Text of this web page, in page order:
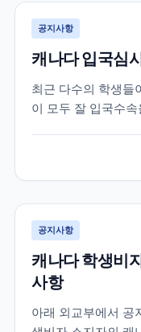
공지사항
캐나다 입국심
최근 다수의 학생들
이 모두 잘 입국수
가 많았습니다. 먼
사 질문들은 대략
을...
공지사항
캐나다 학생비
사항
아래 외교부에서 공